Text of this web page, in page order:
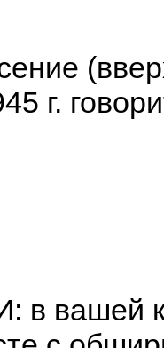
г.
вашей